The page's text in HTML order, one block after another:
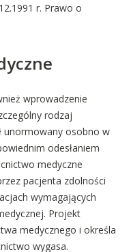
r. Prawo o
wprowadzenie
rodzaj
unormowany osobno w
odesłaniem
medyczne
pacjenta zdolności
wymagających
Projekt
medycznego i określa
wygasa.